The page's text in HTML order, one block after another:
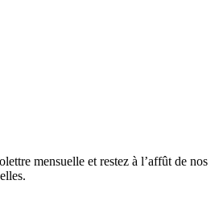
mensuelle et restez à l’affût de nos